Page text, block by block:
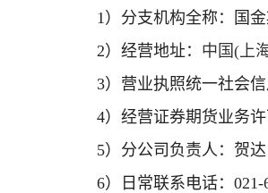
1） 分支机构全称 ：国
2）经营地址： 中国(上
3）营业执照统一社会
4）经营证券期货业务
5）分公司负责人：贺达
6）日常联系电话：021-